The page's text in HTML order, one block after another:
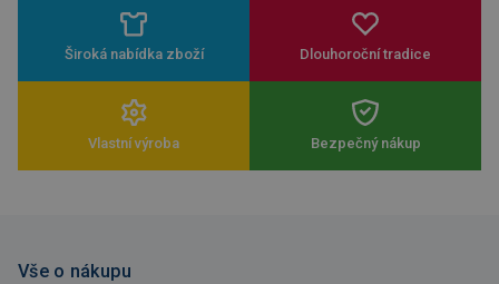
Široká nabídka zboží Dlouhoroční tradice
Vlastní výroba Bezpečný nákup
Vše o nákupu